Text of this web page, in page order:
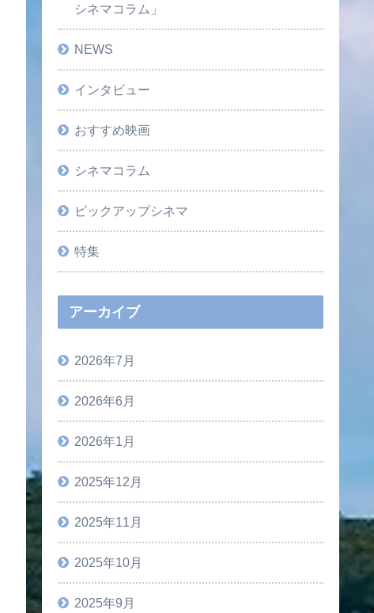
シネマコラム」
NEWS
インタビュー
おすすめ映画
シネマコラム
ピックアップシネマ
特集
アーカイブ
2026年7月
2026年6月
2026年1月
2025年12月
2025年11月
2025年10月
2025年9月